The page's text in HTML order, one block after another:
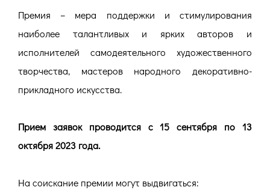
Премия – мера поддержки и стимулирования
наиболее талантливых и ярких авторов и
исполнителей самодеятельного художественного
творчества, мастеров народного декоративно-
прикладного искусства.
Прием заявок проводится с 15 сентября по 13
октября 2023 года.
На соискание премии могут выдвигаться: